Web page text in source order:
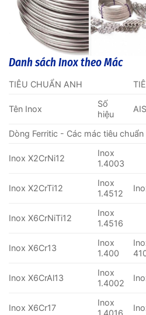
Danh sách Inox theo Mác
TIÊU CHUẨN ANH
Tên Inox
Số
hiệu
Dòng Ferritic - Các mác tiêu chuẩn
Inox X2CrNi12
Inox
1.4003
Inox X2CrTi12
Inox
1.4512
Inox X6CrNiTi12
Inox
1.4516
Inox X6Cr13
Inox
1.400
Inox X6CrAl13
Inox
1.4002
Inox X6Cr17
Inox